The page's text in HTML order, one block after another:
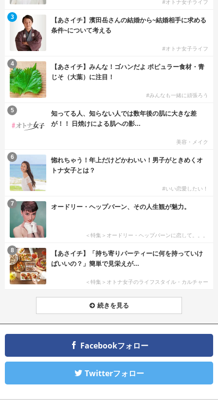
#オトナ女子ライフ
【あさイチ】濱田岳さんの結婚から~結婚相手に求める
条件~について考える
#オトナ女子ライフ
3
【あさイチ】みんな！ゴハンだよ ポピュラー食材・青
じそ（大葉）に注目！
#みんなも一緒に頑張ろう
4
知ってる人、知らない人では数年後の肌に大きな差
が！！ 日焼けによる肌への影...
美容・メイク
5
惚れちゃう！年上だけどかわいい！男子がときめくオ
トナ女子とは？
#いい恋愛したい！
6
オードリー・ヘップバーン、その人生観が魅力。
＜特集＞オードリー・ヘップバーンに恋して。。。
7
【あさイチ】「持ち寄りパーティーに何を持っていけ
ばいいの？」簡単で見栄えが...
＜特集＞オトナ女子のライフスタイル・カルチャー
8
続きを見る
Facebookフォロー
Twitterフォロー